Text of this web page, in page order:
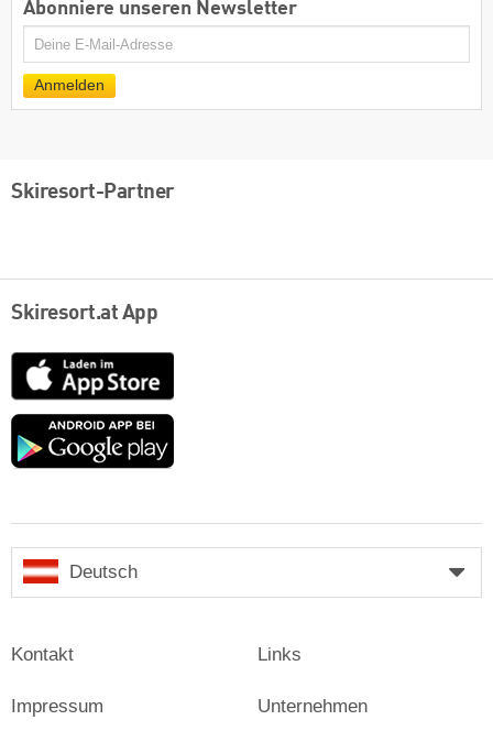
Abonniere unseren Newsletter
E-
Anmelden
Skiresort-Partner
Skiresort.at App
App
Store
Google
Deutsch
Kontakt
Impressum
Links
Unternehmen